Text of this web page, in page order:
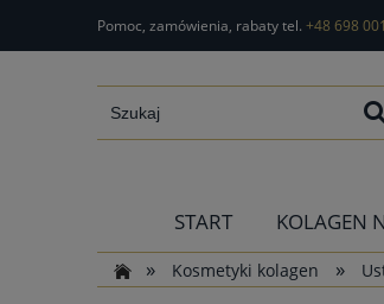
Pomoc, zamówienia, rabaty tel. +48 698
START KOLAGEN
»
Kosmetyki kolagen »